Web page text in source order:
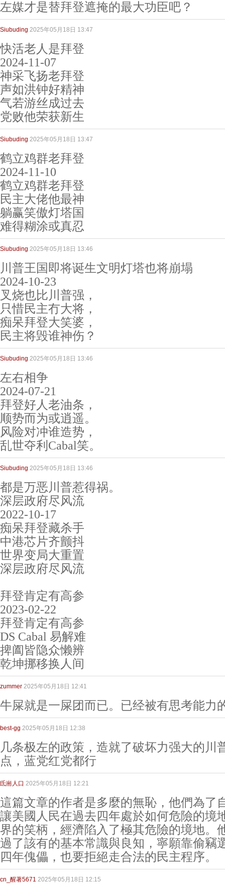
左媒才是替拜登遮掩的最大功臣吧？
Siubuding 2025年05月18日 13:47
快活老人是拜登
2024-11-07
神采飞扬老拜登
声如洪钟好精神
气若游丝成过去
党败他荣获新生
Siubuding 2025年05月18日 13:47
鹤立鸡群老拜登
2024-11-10
鹤立鸡群老拜登
民主大佬他最神
躺赢笑傲灯塔国
难得糊涂或真忍
Siubuding 2025年05月18日 13:46
川普王国即将诞生文明灯塔也将崩塌
2024-10-23
叉烧也比川普强，
只惜民主冇大将，
痴呆拜登大笑婆，
民主将毁谁神伤？
Siubuding 2025年05月18日 13:46
左右相争
2024-07-21
拜登好人老油条，
顺势而为或逍遥。
风险对冲谁造势，
乱世夺利Cabal笑。
Siubuding 2025年05月18日 13:46
都是万恶川普惹得祸。
深层政府尽风流
2022-10-17
痴呆拜登藏杀手
中港芯片齐颤抖
世界变局大重置
深层政府尽风流
拜登肯定有高参
2023-02-22
拜登肯定有高参
DS Cabal 易解难
捭阖皆隐众懒辨
乾坤挪移换人间
zummer 2025年05月18日 12:41
牛屎就是一屎团而已。已经被有思考能力
best-gg 2025年05月18日 12:38
几条极左的政策，造就了破坏力强大的川
点，蓝党红党都行
氐耑人口 2025年05月18日 12:21
這篇文章的作者是多麼的無恥，他們為了
讓美國人民在過去四年處於如何危險的境
界的笑柄，經濟陷入了極其危險的境地。
過了該有的基本常識與良知，寧願靠偷竊
四年傀儡，也要拒絕走合法的民主程序。
cn_醒著5671 2025年05月18日 12:15